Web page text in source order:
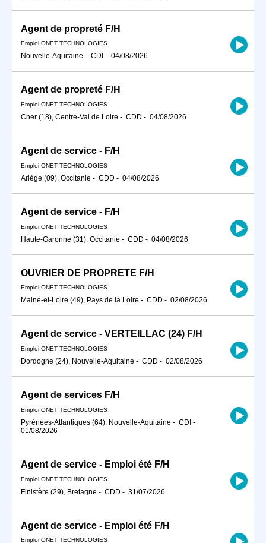
Agent de propreté F/H
Emploi ONET TECHNOLOGIES
Nouvelle-Aquitaine - CDI - 04/08/2026
Agent de propreté F/H
Emploi ONET TECHNOLOGIES
Cher (18), Centre-Val de Loire - CDD - 04/08/2026
Agent de service - F/H
Emploi ONET TECHNOLOGIES
Ariège (09), Occitanie - CDD - 04/08/2026
Agent de service - F/H
Emploi ONET TECHNOLOGIES
Haute-Garonne (31), Occitanie - CDD - 04/08/2026
OUVRIER DE PROPRETE F/H
Emploi ONET TECHNOLOGIES
Maine-et-Loire (49), Pays de la Loire - CDD - 02/08/2026
Agent de service - VERTEILLAC (24) F/H
Emploi ONET TECHNOLOGIES
Dordogne (24), Nouvelle-Aquitaine - CDD - 02/08/2026
Agent de services F/H
Emploi ONET TECHNOLOGIES
Pyrénées-Atlantiques (64), Nouvelle-Aquitaine - CDI -
01/08/2026
Agent de service - Emploi été F/H
Emploi ONET TECHNOLOGIES
Finistère (29), Bretagne - CDD - 31/07/2026
Agent de service - Emploi été F/H
Emploi ONET TECHNOLOGIES